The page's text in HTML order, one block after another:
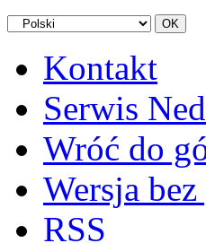
Kontakt
Serwis
Wróć do
Wersja
RSS